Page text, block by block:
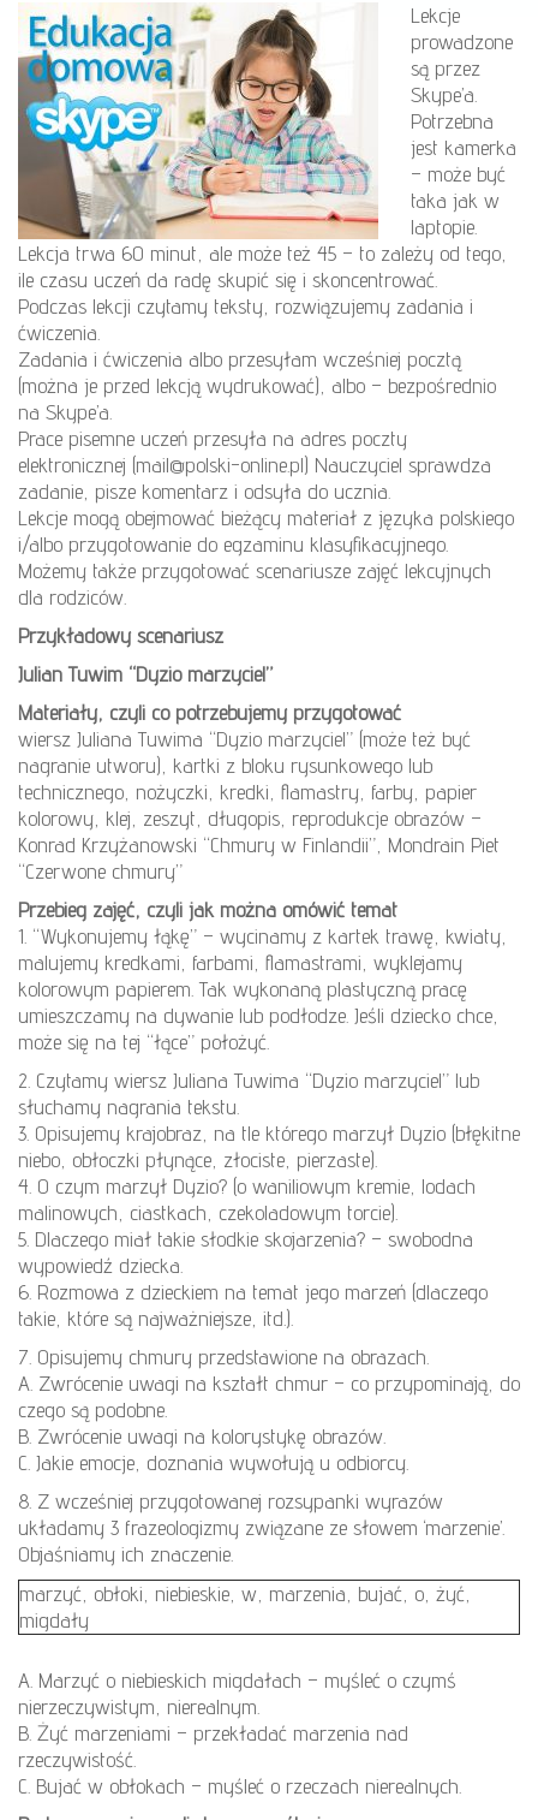
Lekcje
prowadzone
są przez
Skype’a.
Potrzebna
jest kamerka
– może być
taka jak w
laptopie.
Lekcja trwa 60 minut, ale może też 45 – to zależy od tego,
ile czasu uczeń da radę skupić się i skoncentrować.
Podczas lekcji czytamy teksty, rozwiązujemy zadania i
ćwiczenia.
Zadania i ćwiczenia albo przesyłam wcześniej pocztą
(można je przed lekcją wydrukować), albo – bezpośrednio
na Skype’a.
Prace pisemne uczeń przesyła na adres poczty
elektronicznej (mail@polski-online.pl) Nauczyciel sprawdza
zadanie, pisze komentarz i odsyła do ucznia.
Lekcje mogą obejmować bieżący materiał z języka polskiego
i/albo przygotowanie do egzaminu klasyfikacyjnego.
Możemy także przygotować scenariusze zajęć lekcyjnych
dla rodziców.
Przykładowy scenariusz
Julian Tuwim “Dyzio marzyciel”
Materiały, czyli co potrzebujemy przygotować
wiersz Juliana Tuwima “Dyzio marzyciel” (może też być
nagranie utworu), kartki z bloku rysunkowego lub
technicznego, nożyczki, kredki, flamastry, farby, papier
kolorowy, klej, zeszyt, długopis, reprodukcje obrazów –
Konrad Krzyżanowski “Chmury w Finlandii”, Mondrain Piet
“Czerwone chmury”
Przebieg zajęć, czyli jak można omówić temat
1. “Wykonujemy łąkę” – wycinamy z kartek trawę, kwiaty,
malujemy kredkami, farbami, flamastrami, wyklejamy
kolorowym papierem. Tak wykonaną plastyczną pracę
umieszczamy na dywanie lub podłodze. Jeśli dziecko chce,
może się na tej “łące” położyć.
2. Czytamy wiersz Juliana Tuwima “Dyzio marzyciel” lub
słuchamy nagrania tekstu.
3. Opisujemy krajobraz, na tle którego marzył Dyzio (błękitne
niebo, obłoczki płynące, złociste, pierzaste).
4. O czym marzył Dyzio? (o waniliowym kremie, lodach
malinowych, ciastkach, czekoladowym torcie).
5. Dlaczego miał takie słodkie skojarzenia? – swobodna
wypowiedź dziecka.
6. Rozmowa z dzieckiem na temat jego marzeń (dlaczego
takie, które są najważniejsze, itd.).
7. Opisujemy chmury przedstawione na obrazach.
A. Zwrócenie uwagi na kształt chmur – co przypominają, do
czego są podobne.
B. Zwrócenie uwagi na kolorystykę obrazów.
C. Jakie emocje, doznania wywołują u odbiorcy.
8. Z wcześniej przygotowanej rozsypanki wyrazów
układamy 3 frazeologizmy związane ze słowem ‘marzenie’.
Objaśniamy ich znaczenie.
marzyć, obłoki, niebieskie, w, marzenia, bujać, o, żyć,
migdały
A. Marzyć o niebieskich migdałach – myśleć o czymś
nierzeczywistym, nierealnym.
B. Żyć marzeniami – przekładać marzenia nad
rzeczywistość.
C. Bujać w obłokach – myśleć o rzeczach nierealnych.